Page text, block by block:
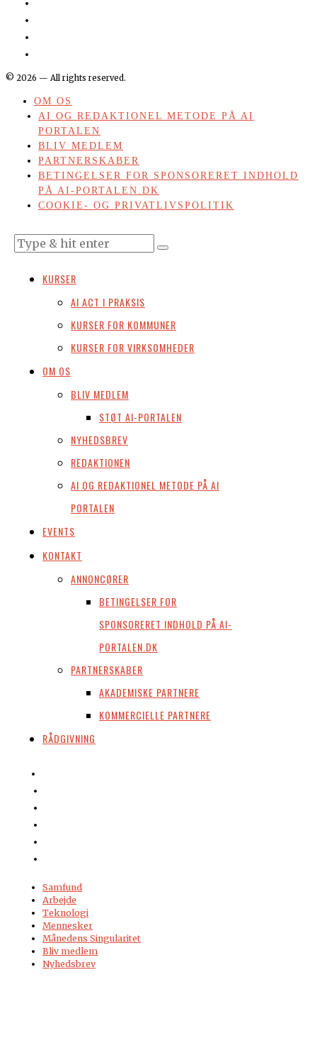
© 2026 — All rights reserved.
OM OS
AI OG REDAKTIONEL METODE PÅ AI
PORTALEN
BLIV MEDLEM
PARTNERSKABER
BETINGELSER FOR SPONSORERET INDHOLD
PÅ AI-PORTALEN.DK
COOKIE- OG PRIVATLIVSPOLITIK
KURSER
AI ACT I PRAKSIS
KURSER FOR KOMMUNER
KURSER FOR VIRKSOMHEDER
OM OS
BLIV MEDLEM
STØT AI-PORTALEN
NYHEDSBREV
REDAKTIONEN
AI OG REDAKTIONEL METODE PÅ AI
PORTALEN
EVENTS
KONTAKT
ANNONCØRER
BETINGELSER FOR
SPONSORERET INDHOLD PÅ AI-
PORTALEN.DK
PARTNERSKABER
AKADEMISKE PARTNERE
KOMMERCIELLE PARTNERE
RÅDGIVNING
Samfund
Arbejde
Teknologi
Mennesker
Månedens Singularitet
Bliv medlem
Nyhedsbrev